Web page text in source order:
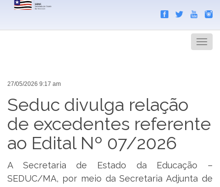
Menu
27/05/2026 9:17 am
Seduc divulga relação
de excedentes referente
ao Edital Nº 07/2026
A Secretaria de Estado da Educação –
SEDUC/MA, por meio da Secretaria Adjunta de